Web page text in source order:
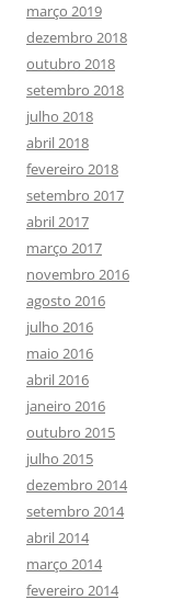
março 2019
dezembro 2018
outubro 2018
setembro 2018
julho 2018
abril 2018
fevereiro 2018
setembro 2017
abril 2017
março 2017
novembro 2016
agosto 2016
julho 2016
maio 2016
abril 2016
janeiro 2016
outubro 2015
julho 2015
dezembro 2014
setembro 2014
abril 2014
março 2014
fevereiro 2014